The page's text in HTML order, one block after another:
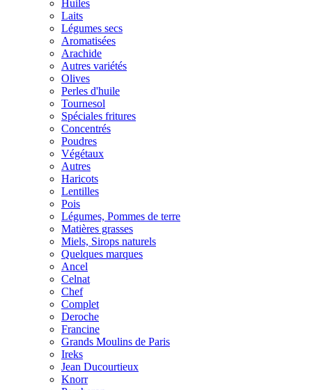
Huiles
Laits
Légumes secs
Aromatisées
Arachide
Autres variétés
Olives
Perles d'huile
Tournesol
Spéciales fritures
Concentrés
Poudres
Végétaux
Autres
Haricots
Lentilles
Pois
Légumes, Pommes de terre
Matières grasses
Miels, Sirops naturels
Quelques marques
Ancel
Celnat
Chef
Complet
Deroche
Francine
Grands Moulins de Paris
Ireks
Jean Ducourtieux
Knorr